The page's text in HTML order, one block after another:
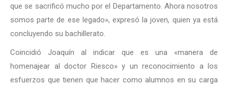
que se sacrificó mucho por el Departamento. Ahora nosotros
somos parte de ese legado», expresó la joven, quien ya está
concluyendo su bachillerato.
Coincidió Joaquín al indicar que es una «manera de
homenajear al doctor Riesco» y un reconocimiento a los
esfuerzos que tienen que hacer como alumnos en su carga